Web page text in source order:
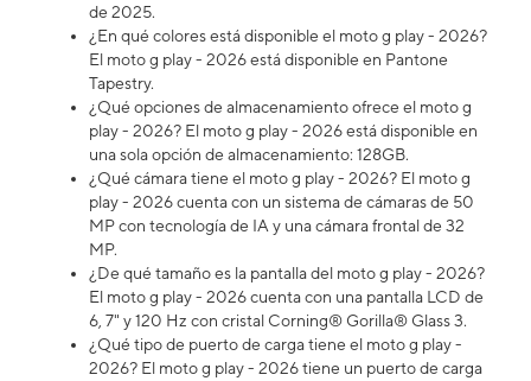
de 2025.
¿En qué colores está disponible el moto g play - 2026?
El moto g play - 2026 está disponible en Pantone
Tapestry.
¿Qué opciones de almacenamiento ofrece el moto g
play - 2026? El moto g play - 2026 está disponible en
una sola opción de almacenamiento: 128GB.
¿Qué cámara tiene el moto g play - 2026? El moto g
play - 2026 cuenta con un sistema de cámaras de 50
MP con tecnología de IA y una cámara frontal de 32
MP.
¿De qué tamaño es la pantalla del moto g play - 2026?
El moto g play - 2026 cuenta con una pantalla LCD de
6, 7" y 120 Hz con cristal Corning® Gorilla® Glass 3.
¿Qué tipo de puerto de carga tiene el moto g play -
2026? El moto g play - 2026 tiene un puerto de carga